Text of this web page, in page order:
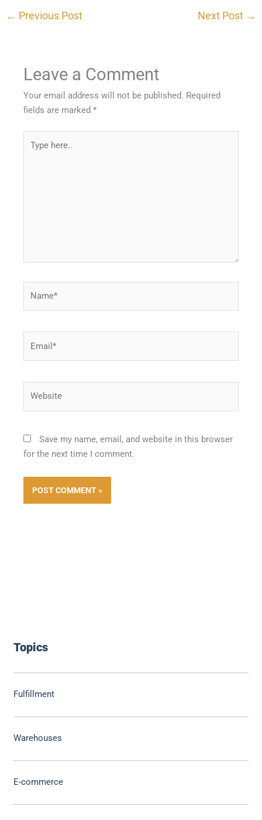
Topics
Fulfillment
Warehouses
E-commerce
← Previous Post Next Post →
Leave a Comment
Your email address will not be published. Required
fields are marked*
here..
Save my name, email, and website in this browser
for the next time I comment.